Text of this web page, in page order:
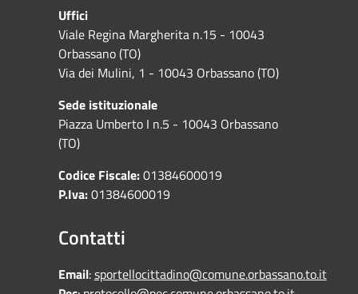
Uffici
Viale Regina Margherita n.15 - 10043
Orbassano (TO)
Via dei Mulini, 1 - 10043 Orbassano (TO)
Sede istituzionale
Piazza Umberto I n.5 - 10043 Orbassano
(TO)
Codice Fiscale:01384600019
P.Iva:01384600019
Contatti
Email:sportellocittadino@comune.orbassano.to.it